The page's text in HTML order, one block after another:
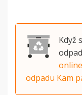
Když
odpadu Kam